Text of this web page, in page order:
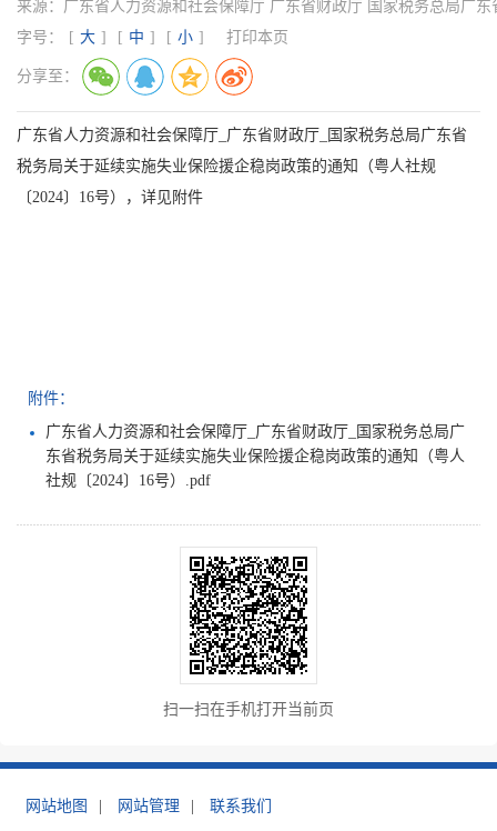
来源： 广东省人力资源和社会保障厅 广东省财政厅 国家税务总局广东
字号：
[ 大 ] [ 中 ] [ 小 ] 打印本页
分享至：
广东省人力资源和社会保障厅_广东省财政厅_国家税务总局广东省
税务局关于延续实施失业保险援企稳岗政策的通知（粤人社规
〔2024〕16号），详见附件
附件：
广东省人力资源和社会保障厅_广东省财政厅_国家税务总局广
东省税务局关于延续实施失业保险援企稳岗政策的通知（粤人
社规〔2024〕16号）.pdf
扫一扫在手机打开当前页
网站地图 网站管理 联系我们